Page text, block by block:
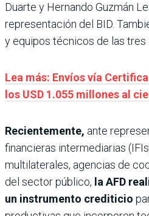
Duarte y Hernando Guzmán
representación del BID.
y equipos técnicos de las tres
Lea más: Envíos vía
los USD 1.055 millones al
Recientemente, ante
financieras intermediarias
multilaterales, agencias de
del sector público, la AFD
un instrumento crediticio